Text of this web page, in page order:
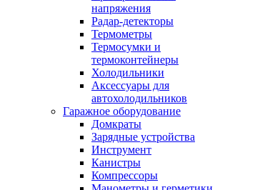
напряжения
Радар-детекторы
Термометры
Термосумки и
термоконтейнеры
Холодильники
Аксессуары для
автохолодильников
Гаражное оборудование
Домкраты
Зарядные устройства
Инструмент
Канистры
Компрессоры